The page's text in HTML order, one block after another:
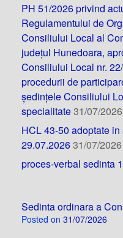
PH 51/2026 privind
Regulamentului de
Consiliului Local al
județul Hunedoara,
Consiliului Local nr.
procedurii de
ședințele Consiliului
specialitate31/07/2026
HCL 43-50 adoptate
29.07.202631/07/2026
proces-verbal sedinta
Sedinta ordinara a
Posted on 31/07/2026